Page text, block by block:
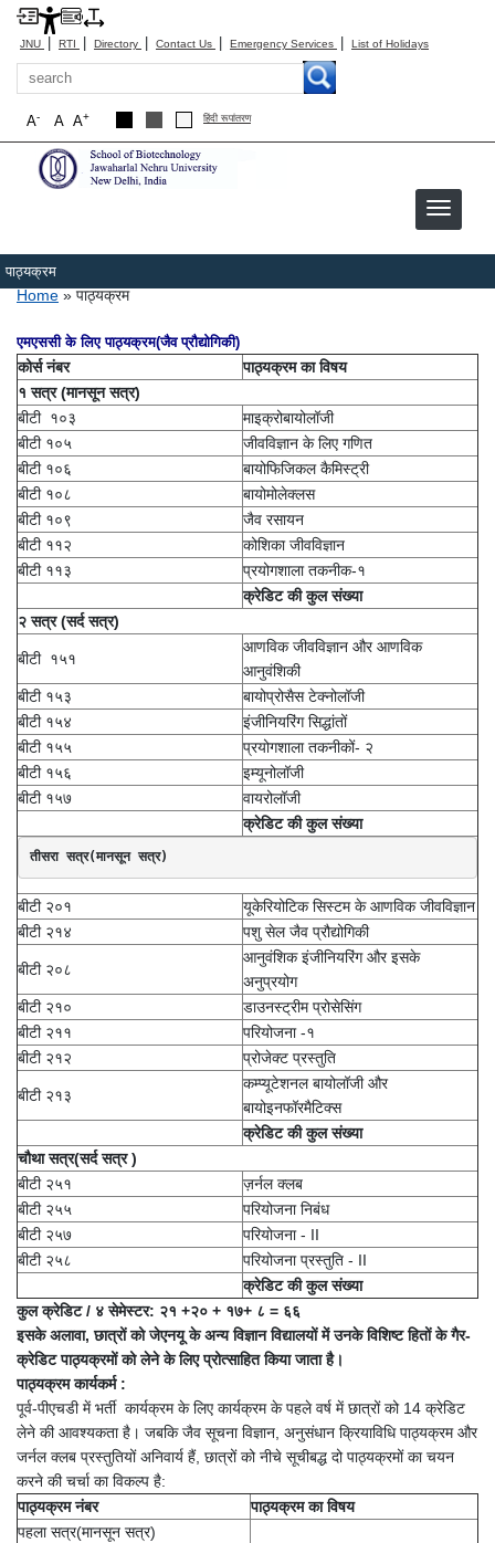
JNU | RTI | Directory | Contact Us | Emergency Services | List of Holidays
Search
A+
A
A- हिंदी रूपांतरण
पाठ्यक्रम
Breadcrumb
Home पाठ्यक्रम
एमएससी के लिए पाठ्यक्रम(जैव प्रौद्योगिकी)
कोर्स नंबर
पाठ्यक्रम का विषय
१ सत्र (मानसून सत्र)
बीटी १०३
माइक्रोबायोलॉजी
बीटी १०५
जीवविज्ञान के लिए गणित
बीटी १०६
बायोफिजिकल कैमिस्ट्री
बीटी १०८
बायोमोलेक्लस
बीटी १०९
जैव रसायन
बीटी ११२
कोशिका जीवविज्ञान
बीटी ११३
प्रयोगशाला तकनीक-१
क्रेडिट की कुल संख्या
२ सत्र (सर्द सत्र)
बीटी १५१
आणविक जीवविज्ञान और आणविक
आनुवंशिकी
बीटी १५३
बायोप्रोसैस टेक्नोलॉजी
बीटी १५४
इंजीनियरिंग सिद्धांतों
बीटी १५५
प्रयोगशाला तकनीकों- २
बीटी १५६
इम्यूनोलॉजी
बीटी १५७
वायरोलॉजी
क्रेडिट की कुल संख्या
तीसरा सत्र(मानसून सत्र)
बीटी २०१
यूकेरियोटिक सिस्टम के आणविक जीवविज्ञान
बीटी २१४
पशु सेल जैव प्रौद्योगिकी
बीटी २०८
आनुवंशिक इंजीनियरिंग और इसके
अनुप्रयोग
बीटी २१०
डाउनस्ट्रीम प्रोसेसिंग
बीटी २११
परियोजना -१
बीटी २१२
प्रोजेक्ट प्रस्तुति
बीटी २१३
कम्प्यूटेशनल बायोलॉजी और
बायोइनफॉरमैटिक्स
क्रेडिट की कुल संख्या
चौथा सत्र(सर्द सत्र )
बीटी २५१
ज़र्नल क्लब
बीटी २५५
परियोजना निबंध
बीटी २५७
परियोजना - II
बीटी २५८
परियोजना प्रस्तुति - II
क्रेडिट की कुल संख्या
कुल क्रेडिट / ४ सेमेस्टर: २१ +२० + १७+ ८ = ६६
इसके अलावा,छात्रों को जेएनयू के अन्य विज्ञान विद्यालयों में उनके विशिष्ट हितों के गैर-
क्रेडिट पाठ्यक्रमों को लेने के लिए प्रोत्साहित किया जाता है।
पाठ्यक्रम कार्यकर्म :
पूर्व-पीएचडी में भर्ती कार्यक्रम के लिए कार्यक्रम के पहले वर्ष में छात्रों को 14 क्रेडिट
लेने की आवश्यकता है। जबकि जैव सूचना विज्ञान, अनुसंधान क्रियाविधि पाठ्यक्रम और
जर्नल क्लब प्रस्तुतियों अनिवार्य हैं, छात्रों को नीचे सूचीबद्ध दो पाठ्यक्रमों का चयन
करने की चर्चा का विकल्प है:
पाठ्यक्रम नंबर
पाठ्यक्रम का विषय
पहला सत्र(मानसून सत्र)